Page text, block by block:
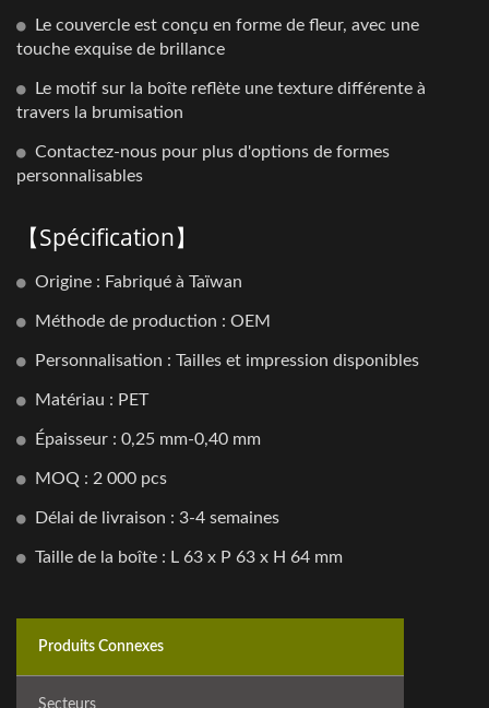
Le couvercle est conçu en forme de fleur, avec une
touche exquise de brillance
Le motif sur la boîte reflète une texture différente à
travers la brumisation
Contactez-nous pour plus d'options de formes
personnalisables
【Spécification】
Origine : Fabriqué à Taïwan
Méthode de production : OEM
Personnalisation : Tailles et impression disponibles
Matériau : PET
Épaisseur : 0,25 mm-0,40 mm
MOQ : 2 000 pcs
Délai de livraison : 3-4 semaines
Taille de la boîte : L 63 x P 63 x H 64 mm
Produits Connexes